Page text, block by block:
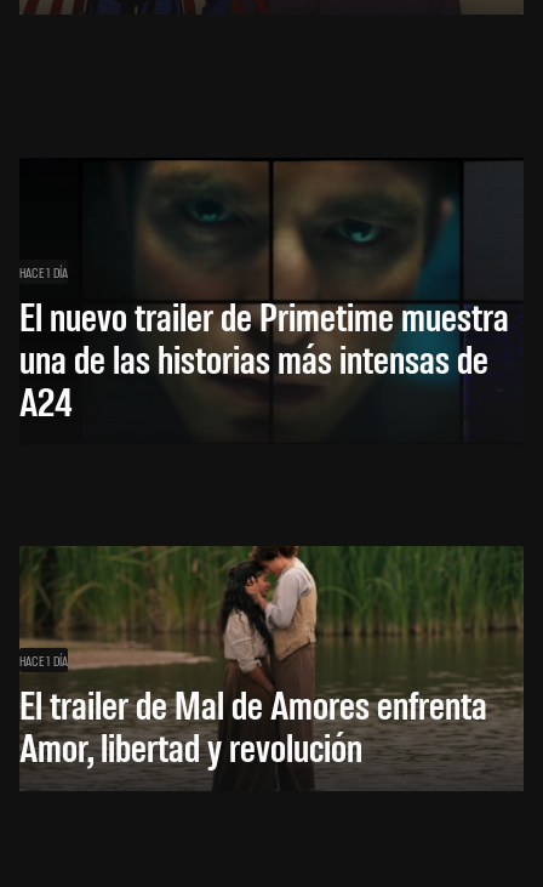
HACE 1 DÍA
El nuevo trailer de Primetime muestra
una de las historias más intensas de
A24
HACE 1 DÍA
El trailer de Mal de Amores enfrenta
Amor, libertad y revolución